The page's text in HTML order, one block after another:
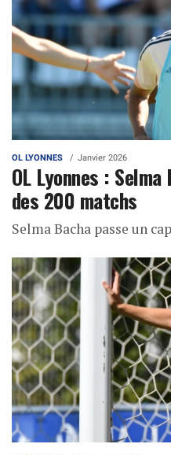
OL LYONNES Janvier 2026
OL Lyonnes :
des 200 matchs
Selma Bacha passe un